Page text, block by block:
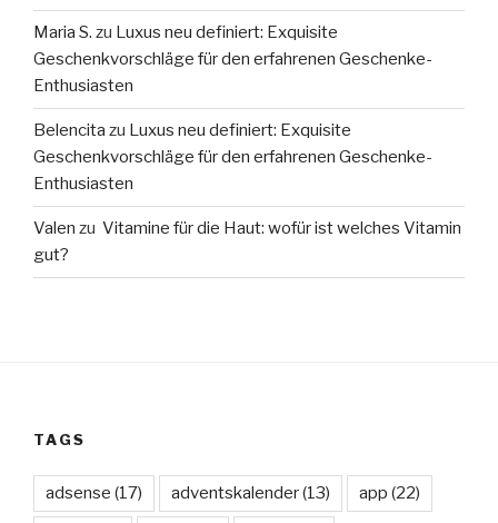
Maria S. zu Luxus neu definiert: Exquisite
Geschenkvorschläge für den erfahrenen Geschenke-
Enthusiasten
Belencita zu Luxus neu definiert: Exquisite
Geschenkvorschläge für den erfahrenen Geschenke-
Enthusiasten
Valen zu Vitamine für die Haut: wofür ist welches Vitamin
gut?
TAGS
adsense (17) adventskalender(13) app (22)